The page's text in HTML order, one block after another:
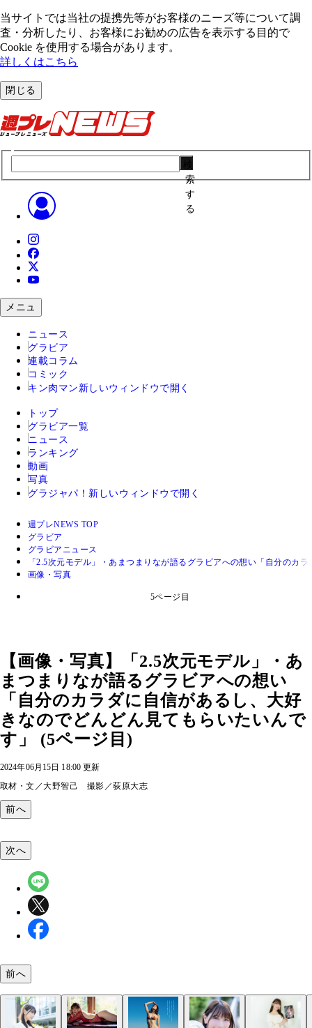
当サイトでは当社の提携先等がお客様のニーズ等について調
査・分析したり、お客様にお勧めの広告を表⽰する⽬的で
Cookie を使⽤する場合があります。
詳しくはこちら
閉じる
索
す
る
メニュ
ニュース
グラビア
連載コラム
コミック
キン肉マン 新しいウィンドウで開く
トップ
グラビア一覧
ニュース
ランキング
動画
写真
グラジャパ！ 新しいウィンドウで開く
週プレNEWS TOP
グラビア
グラビアニュース
「2.5次元モデル」・あまつまりなが語るグラビアへの想い「自分のカ
画像・写真
5ページ目
【画像・写真】「2.5次元モデル」・あ
まつまりなが語るグラビアへの想い
「自分のカラダに自信があるし、大好
きなのでどんどん見てもらいたいんで
す」 (5ページ目)
2024年06月15日 18:00 更新
取材・文／大野智己 撮影／荻原大志
前へ
次へ
前へ